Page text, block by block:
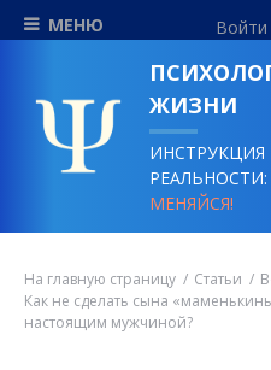
МЕНЮ Войти
ЖИЗНИ
МЕНЯЙСЯ!
На главную страницу Статьи
Как не сделать сына
настоящим мужчиной?